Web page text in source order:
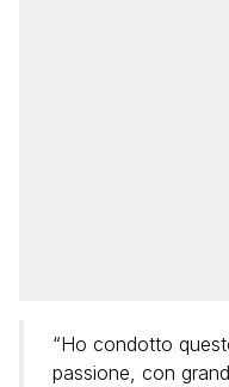
“Ho condotto
passione, con